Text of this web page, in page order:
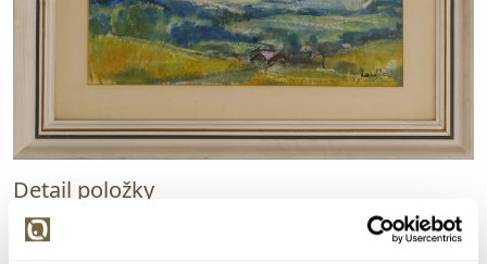
Detail položky
Olej na kartonu, 20x50 cm. Signováno vpravo dole
Lukášek. Rám, pasparta, sklo.